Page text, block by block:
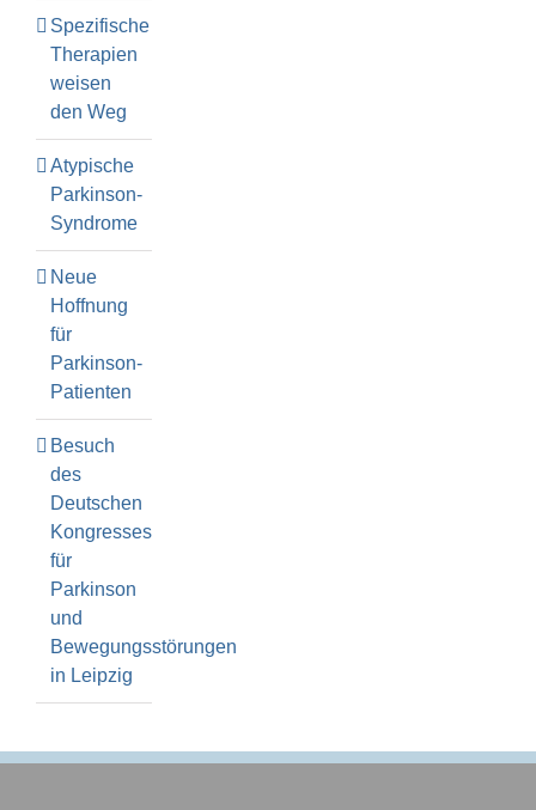
Spezifische
Therapien
weisen
den Weg
Atypische
Parkinson-
Syndrome
Neue
Hoffnung
für
Parkinson-
Patienten
Besuch
des
Deutschen
Kongresses
für
Parkinson
und
Bewegungsstörungen
in Leipzig